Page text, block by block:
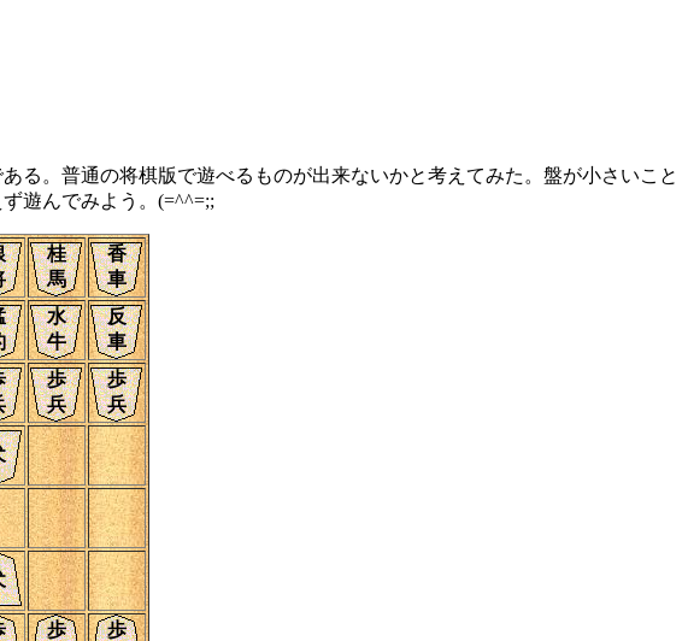
。普通の将棋版で遊べるものが出来ないかと考えてみた。盤が小さいこと
遊んでみよう。(=^^=;;
桂
馬
香
車
水
牛
反
車
歩
兵
歩
兵
歩
歩